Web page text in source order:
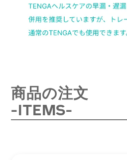
商品の注文
-ITEMS-